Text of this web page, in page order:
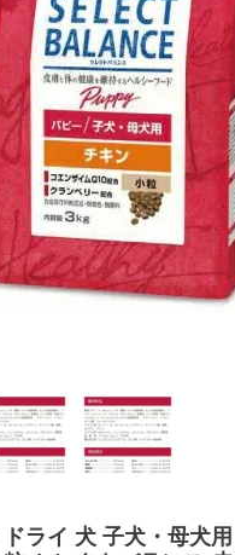
ドライ 犬 子犬・母犬